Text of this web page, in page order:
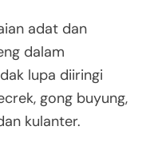
adat dan
dalam
lupa diiringi
gong buyung,
kulanter.